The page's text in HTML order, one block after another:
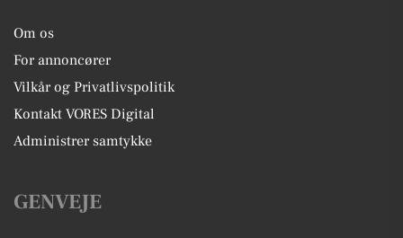
Om os
For annoncører
Vilkår og Privatlivspolitik
Kontakt VORES Digital
Administrer samtykke
GENVEJE